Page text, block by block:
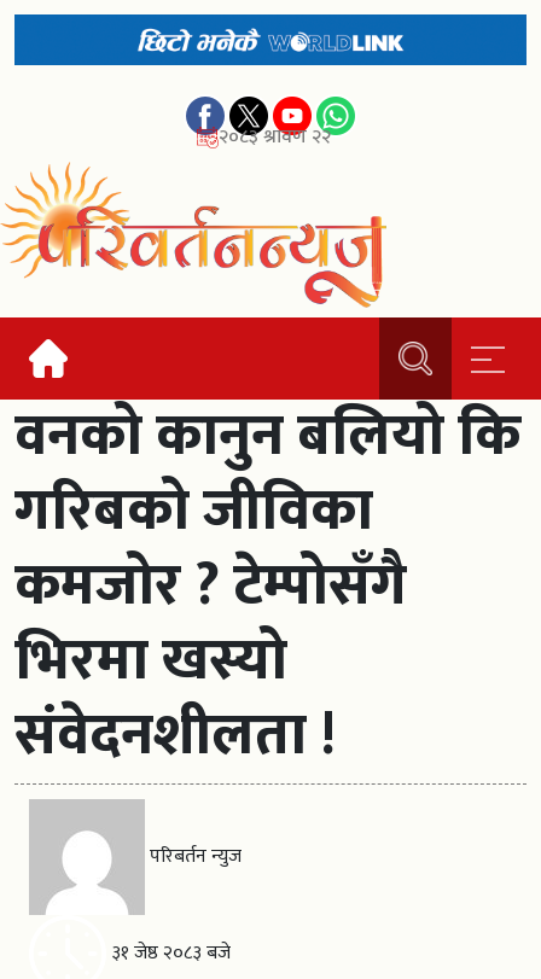
२०८३ श्रावण २२
वनको कानुन बलियो कि
गरिबको जीविका
कमजोर ? टेम्पोसँगै
भिरमा खस्यो
संवेदनशीलता !
परिबर्तन न्युज
३१ जेष्ठ २०८३ बजे